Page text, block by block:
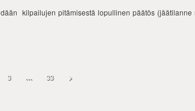
kilpailujen pitämisestä lopullinen päätös (jäätilanne
3 … 33 >